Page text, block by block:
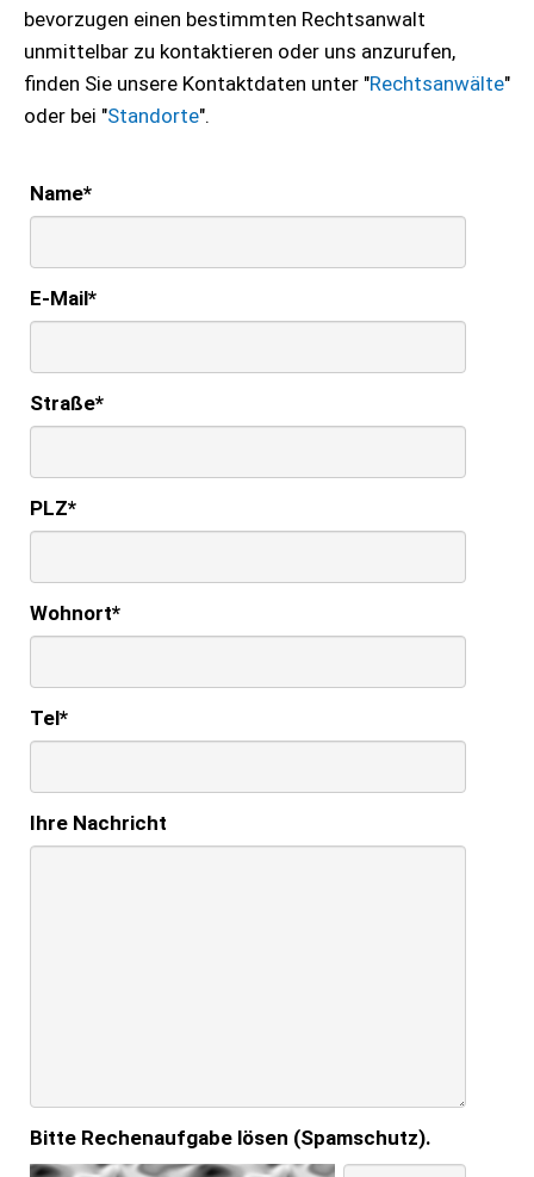
bevorzugen einen bestimmten Rechtsanwalt
unmittelbar zu kontaktieren oder uns anzurufen,
finden Sie unsere Kontaktdaten unter "Rechtsanwälte"
oder bei "Standorte".
Name*
E-Mail*
Straße*
PLZ*
Wohnort*
Tel*
Ihre Nachricht
Bitte Rechenaufgabe lösen (Spamschutz).